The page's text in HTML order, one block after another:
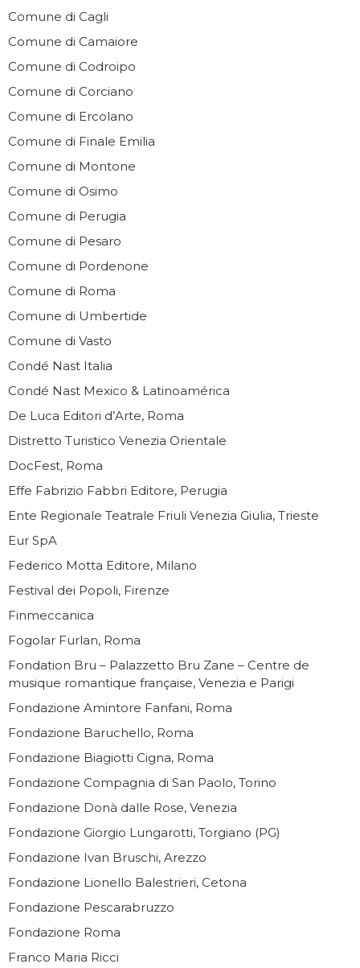
Comune di Cagli
Comune di Camaiore
Comune di Codroipo
Comune di Corciano
Comune di Ercolano
Comune di Finale Emilia
Comune di Montone
Comune di Osimo
Comune di Perugia
Comune di Pesaro
Comune di Pordenone
Comune di Roma
Comune di Umbertide
Comune di Vasto
Condé Nast Italia
Condé Nast Mexico & Latinoamérica
De Luca Editori d’Arte, Roma
Distretto Turistico Venezia Orientale
DocFest, Roma
Effe Fabrizio Fabbri Editore, Perugia
Ente Regionale Teatrale Friuli Venezia Giulia, Trieste
Eur SpA
Federico Motta Editore, Milano
Festival dei Popoli, Firenze
Finmeccanica
Fogolar Furlan, Roma
Fondation Bru – Palazzetto Bru Zane – Centre de
musique romantique française, Venezia e Parigi
Fondazione Amintore Fanfani, Roma
Fondazione Baruchello, Roma
Fondazione Biagiotti Cigna, Roma
Fondazione Compagnia di San Paolo, Torino
Fondazione Donà dalle Rose, Venezia
Fondazione Giorgio Lungarotti, Torgiano (PG)
Fondazione Ivan Bruschi, Arezzo
Fondazione Lionello Balestrieri, Cetona
Fondazione Pescarabruzzo
Fondazione Roma
Franco Maria Ricci